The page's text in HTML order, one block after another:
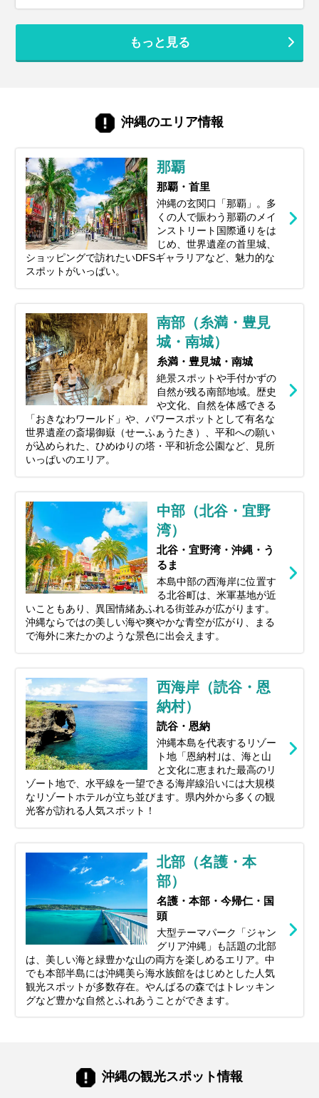
役立つ情報をギュッとまとめてお届けしま
ます。 このガイドでは、子連れファミリー
が沖縄旅行を思いっきり楽しむための、計
で、不安を解消し、笑顔あふれる家族旅行
を実現しましょう♪
もっと見る
沖縄のエリア情報
那覇
那覇・首里
沖縄の玄関口「那覇」。多
くの人で賑わう那覇のメイ
ンストリート国際通りをは
じめ、世界遺産の首里城、
ショッピングで訪れたいDFSギャラリアなど、魅力的な
スポットがいっぱい。
南部（糸満・豊見
城・南城）
糸満・豊見城・南城
絶景スポットや手付かずの
自然が残る南部地域。歴史
や文化、自然を体感できる
「おきなわワールド」や、パワースポットとして有名な
世界遺産の斎場御嶽（せーふぁうたき）、平和への願い
が込められた、ひめゆりの塔・平和祈念公園など、見所
いっぱいのエリア。
中部（北谷・宜野
湾）
北谷・宜野湾・沖縄・う
るま
本島中部の西海岸に位置す
る北谷町は、米軍基地が近
いこともあり、異国情緒あふれる街並みが広がります。
沖縄ならではの美しい海や爽やかな青空が広がり、まる
で海外に来たかのような景色に出会えます。
西海岸（読谷・恩
納村）
読谷・恩納
沖縄本島を代表するリゾー
ト地「恩納村｣は、海と山
と文化に恵まれた最高のリ
ゾート地で、水平線を一望できる海岸線沿いには大規模
なリゾートホテルが立ち並びます。県内外から多くの観
光客が訪れる人気スポット！
北部（名護・本
部）
名護・本部・今帰仁・国
頭
大型テーマパーク「ジャン
グリア沖縄」も話題の北部
は、美しい海と緑豊かな山の両方を楽しめるエリア。中
でも本部半島には沖縄美ら海水族館をはじめとした人気
観光スポットが多数存在。やんばるの森ではトレッキン
グなど豊かな自然とふれあうことができます。
沖縄の観光スポット情報